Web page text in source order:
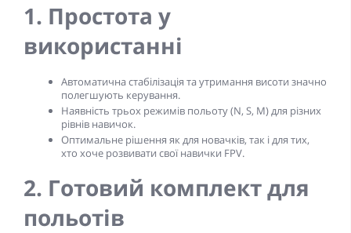
1. Простота у
використанні
Автоматична стабілізація та утримання висоти значно
полегшують керування.
Наявність трьох режимів польоту (N, S, M) для різних
рівнів навичок.
Оптимальне рішення як для новачків, так і для тих,
хто хоче розвивати свої навички FPV.
2. Готовий комплект для
польотів